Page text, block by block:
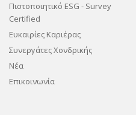
Πιστοποιητικό ESG - Survey
Certified
Ευκαιρίες Καριέρας
Συνεργάτες Χονδρικής
Νέα
Επικοινωνία